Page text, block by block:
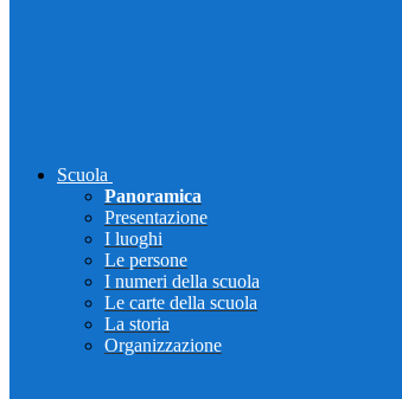
Scuola
Panoramica
Presentazione
I luoghi
Le persone
I numeri della scuola
Le carte della scuola
La storia
Organizzazione